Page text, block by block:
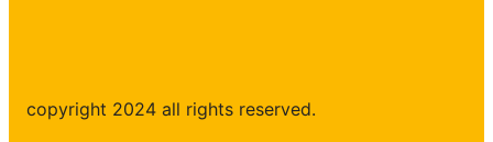
copyright 2024 all rights reserved.